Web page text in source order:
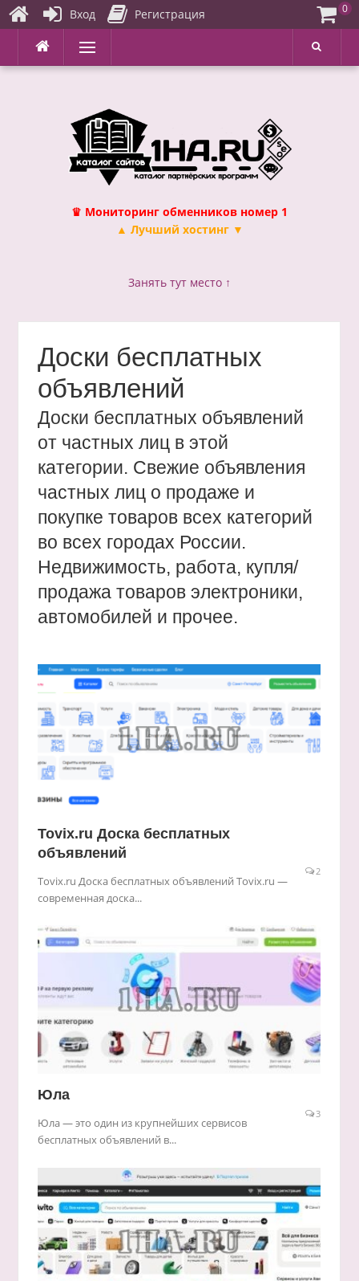
Перейти
содержимому
Меню
♛ Мониторинг обменников номер 1
▲ Лучший хостинг ▼
Занять тут место ↑
Доски бесплатных
объявлений
Доски бесплатных объявлений
от частных лиц в этой
категории. Свежие объявления
частных лиц о продаже и
покупке товаров всех категорий
во всех городах России.
Недвижимость, работа, купля/
продажа товаров электроники,
автомобилей и прочее.
Tovix.ru Доска бесплатных
объявлений
2
Tovix.ru Доска бесплатных объявлений Tovix.ru —
современная доска...
Юла
3
Юла — это один из крупнейших сервисов
бесплатных объявлений в...
Вход Регистрация 0